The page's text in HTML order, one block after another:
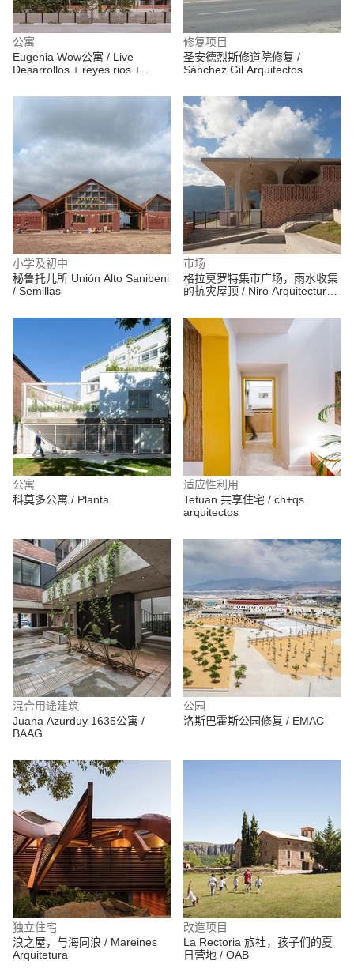
公寓
Eugenia Wow公寓 / Live
Desarrollos + reyes rios +
修复项目
圣安德烈斯修道院修复 /
Sánchez Gil Arquitectos
小学及初中
秘鲁托儿所 Unión Alto Sanibeni
/ Semillas
市场
格拉莫罗特集市广场，雨水收集
的抗灾屋顶 / Niro Arquitectura
& Urbanismo
公寓
科莫多公寓 / Planta
适应性利用
Tetuan 共享住宅 / ch+qs
arquitectos
混合用途建筑
Juana Azurduy 1635公寓 /
BAAG
公园
洛斯巴霍斯公园修复 / EMAC
独立住宅
浪之屋，与海同浪 / Mareines
Arquitetura
改造项目
La Rectoria 旅社，孩子们的夏
日营地 / OAB